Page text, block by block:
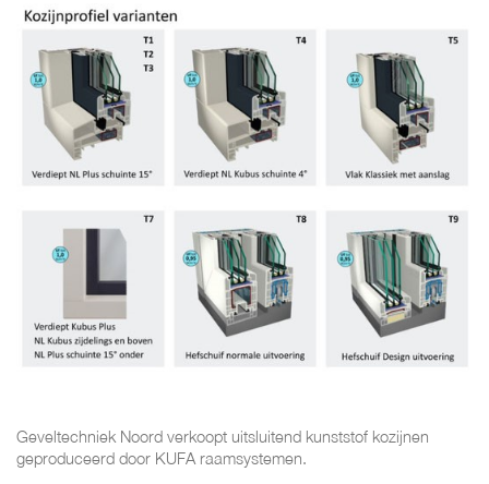
Geveltechniek Noord verkoopt uitsluitend kunststof kozijnen
geproduceerd door KUFA raamsystemen.